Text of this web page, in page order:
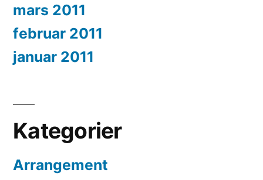
mars 2011
februar 2011
januar 2011
Kategorier
Arrangement